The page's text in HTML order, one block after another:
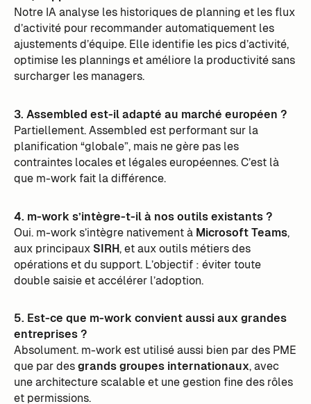
Notre IA analyse les historiques de planning et les flux
d’activité pour recommander automatiquement les
ajustements d’équipe. Elle identifie les pics d’activité,
optimise les plannings et améliore la productivité sans
surcharger les managers.
3. Assembled est-il adapté au marché européen ?
Partiellement. Assembled est performant sur la
planification “globale”, mais ne gère pas les
contraintes locales et légales européennes. C’est là
que m-work fait la différence.
4. m-work s’intègre-t-il à nos outils existants ?
Oui. m-work s’intègre nativement à Microsoft Teams,
aux principaux SIRH, et aux outils métiers des
opérations et du support. L’objectif : éviter toute
double saisie et accélérer l’adoption.
5. Est-ce que m-work convient aussi aux grandes
entreprises ?
Absolument. m-work est utilisé aussi bien par des PME
que par desgrands groupes internationaux, avec
une architecture scalable et une gestion fine des rôles
et permissions.